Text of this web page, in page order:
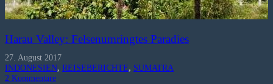
Harau Valley: Felsenumringtes Paradies
27. August 2017
INDONESIEN, REISEBERICHTE, SUMATRA
2 Kommentare